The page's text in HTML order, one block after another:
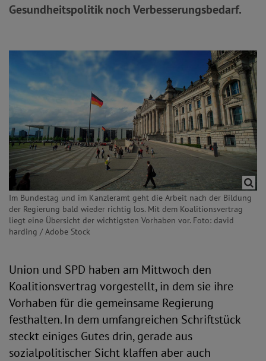
Gesundheitspolitik noch Verbesserungsbedarf.
Im Bundestag und im Kanzleramt geht die Arbeit nach der Bildung
der Regierung bald wieder richtig los. Mit dem Koalitionsvertrag
liegt eine Übersicht der wichtigsten Vorhaben vor. Foto: david
harding / Adobe Stock
Union und SPD haben am Mittwoch den
Koalitionsvertrag vorgestellt, in dem sie ihre
Vorhaben für die gemeinsame Regierung
festhalten. In dem umfangreichen Schriftstück
steckt einiges Gutes drin, gerade aus
sozialpolitischer Sicht klaffen aber auch